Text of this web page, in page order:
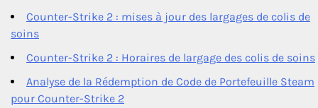
Counter-Strike 2 : mises à jour des largages de colis de
soins
Counter-Strike 2 : Horaires de largage des colis de soins
Analyse de la Rédemption de Code de Portefeuille Steam
pour Counter-Strike 2